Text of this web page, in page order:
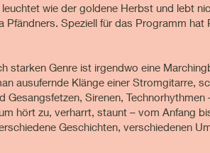
wie der goldene Herbst und lebt
Speziell für das Programm hat
starken Genre ist irgendwo eine
ausufernde Klänge einer Stromgitarre,
Sirenen, Technorhythmen
hört zu, verharrt, staunt – vom Anfang
Geschichten, verschiedenen